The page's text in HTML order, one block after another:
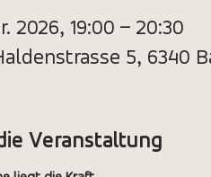
2026, 19:00 – 20:30
5, 6340
Veranstaltung